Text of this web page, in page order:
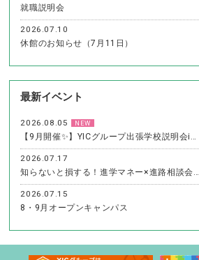
就職説明会
2026.07.10
休館のお知らせ（7月11日）
最新イベント
2026.08.05 NEW
【9月開催✨】YICグループ出張学校説明会i…
2026.07.17
知らないと損する！進学マネー×進路相談会…
2026.07.15
8・9月オープンキャンパス